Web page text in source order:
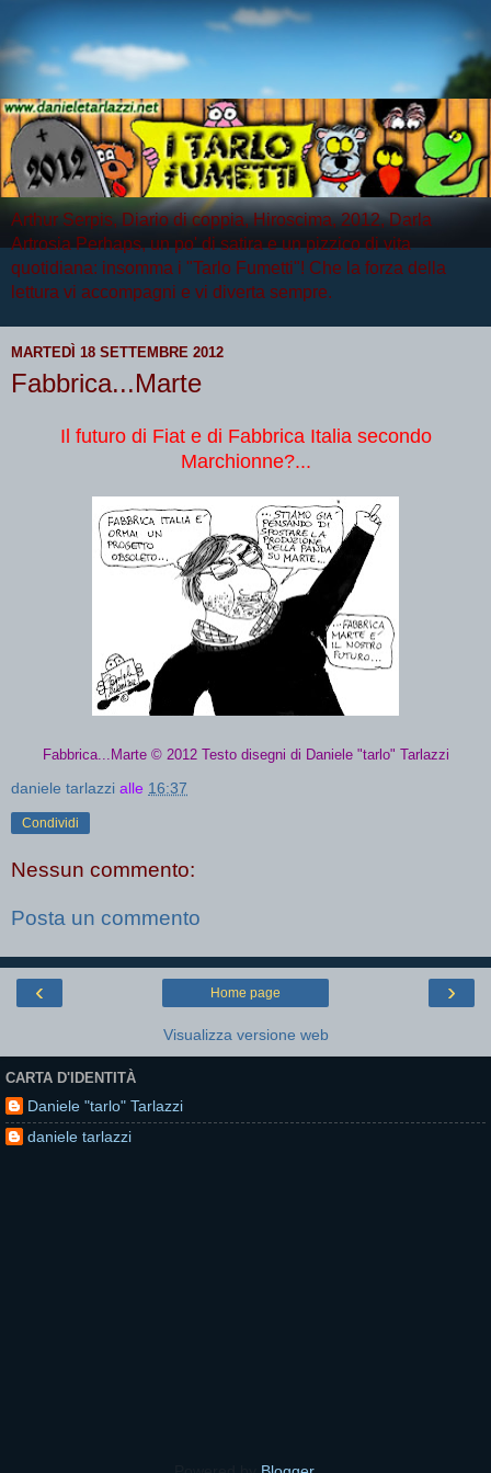
Arthur Serpis, Diario di coppia, Hiroscima, 2012, Darla
Artrosia Perhaps, un po' di satira e un pizzico di vita
quotidiana: insomma i "Tarlo Fumetti"! Che la forza della
lettura vi accompagni e vi diverta sempre.
MARTEDÌ 18 SETTEMBRE 2012
Fabbrica...Marte
Il futuro di Fiat e di Fabbrica Italia secondo
Marchionne?...
Fabbrica...Marte © 2012 Testo disegni di Daniele "tarlo" Tarlazzi
daniele tarlazzi alle 16:37
Condividi
Nessun commento:
Posta un commento
‹ ›
Home page
Visualizza versione web
CARTA D'IDENTITÀ
Daniele "tarlo" Tarlazzi
daniele tarlazzi